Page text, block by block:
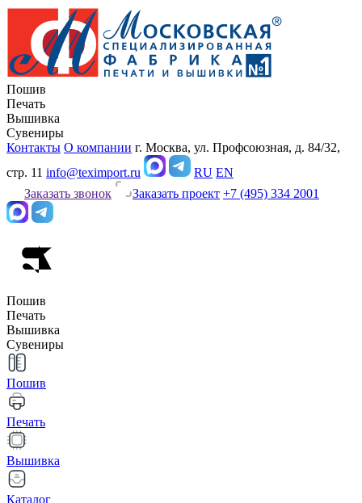
Пошив
Печать
Вышивка
Сувениры
Контакты О компании г. Москва, ул. Профсоюзная, д. 84/32,
стр. 11 info@teximport.ru RU EN
Заказать звонок
Заказать проект +7 (495) 334 2001
Пошив
Печать
Вышивка
Сувениры
Пошив
Печать
Вышивка
Каталог